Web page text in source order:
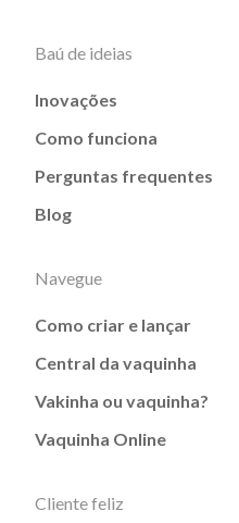
Baú de ideias
Inovações
Como funciona
Perguntas frequentes
Blog
Navegue
Como criar e lançar
Central da vaquinha
Vakinha ou vaquinha?
Vaquinha Online
Cliente feliz